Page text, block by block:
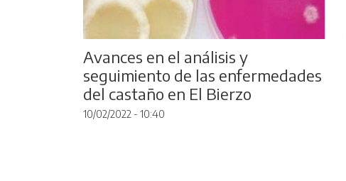
Avances en el análisis y
seguimiento de las enfermedades
del castaño en El Bierzo
10/02/2022 - 10:40